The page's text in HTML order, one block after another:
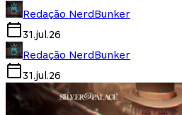
Redação NerdBunker
31.jul.26
Redação NerdBunker
31.jul.26